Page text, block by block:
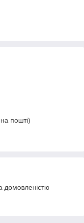
пошті)
домовленістю